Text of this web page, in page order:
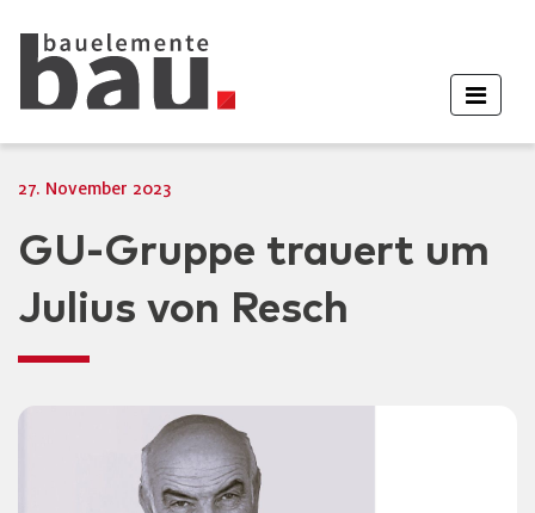
27. November 2023
GU-Gruppe trauert um
Julius von Resch